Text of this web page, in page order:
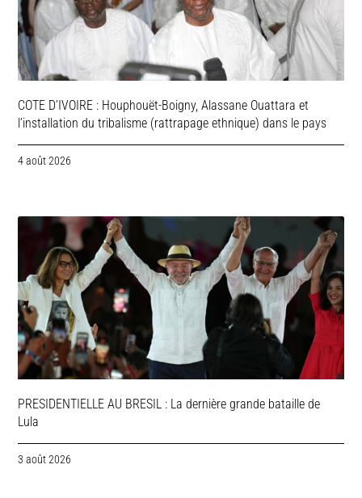
COTE D’IVOIRE : Houphouët-Boigny, Alassane Ouattara et
l’installation du tribalisme (rattrapage ethnique) dans le pays
4 août 2026
PRESIDENTIELLE AU BRESIL : La dernière grande bataille de
Lula
3 août 2026